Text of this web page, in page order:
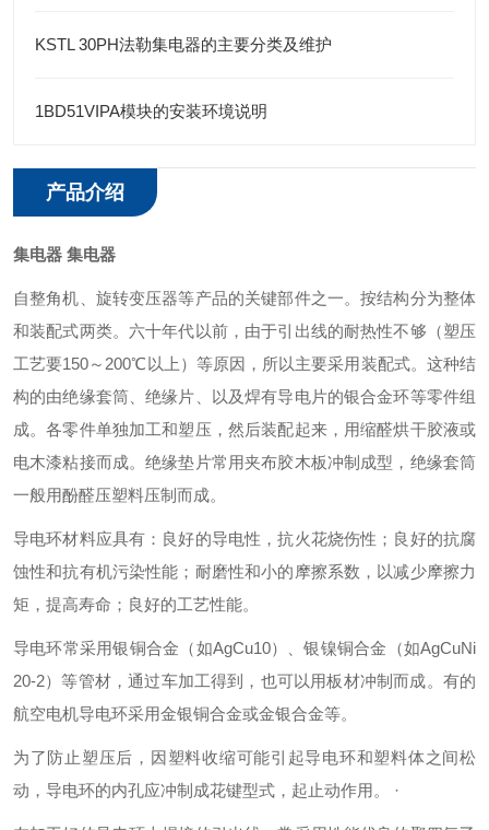
KSTL 30PH法勒集电器的主要分类及维护
1BD51VIPA模块的安装环境说明
产品介绍
集电器 集电器
自整角机、旋转变压器等产品的关键部件之一。按结构分为整体
和装配式两类。六十年代以前，由于引出线的耐热性不够（塑压
工艺要150～200℃以上）等原因，所以主要采用装配式。这种结
构的由绝缘套筒、绝缘片、以及焊有导电片的银合金环等零件组
成。各零件单独加工和塑压，然后装配起来，用缩醛烘干胶液或
电木漆粘接而成。绝缘垫片常用夹布胶木板冲制成型，绝缘套筒
一般用酚醛压塑料压制而成。
导电环材料应具有：良好的导电性，抗火花烧伤性；良好的抗腐
蚀性和抗有机污染性能；耐磨性和小的摩擦系数，以减少摩擦力
矩，提高寿命；良好的工艺性能。
导电环常采用银铜合金（如AgCu10）、银镍铜合金（如AgCuNi
20-2）等管材，通过车加工得到，也可以用板材冲制而成。有的
航空电机导电环采用金银铜合金或金银合金等。
为了防止塑压后，因塑料收缩可能引起导电环和塑料体之间松
动，导电环的内孔应冲制成花键型式，起止动作用。 ·